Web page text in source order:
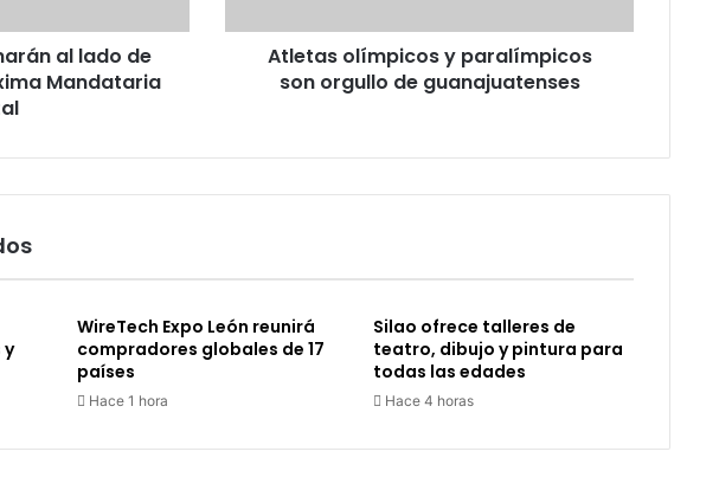
al lado de
Mandataria
Atletas olímpicos y paralímpicos
son orgullo de guanajuatenses
y
WireTech Expo León reunirá
compradores globales de 17
países
Hace 1 hora
Silao ofrece talleres de
teatro, dibujo y pintura para
todas las edades
Hace 4 horas